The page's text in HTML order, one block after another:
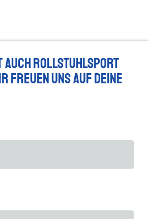
auch Rollstuhlsport
freuen uns auf deine